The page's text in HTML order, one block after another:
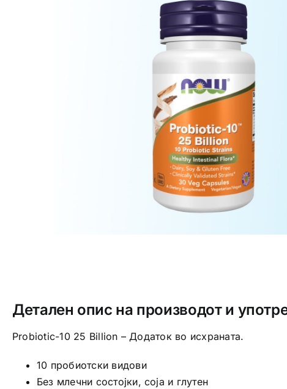
Детален опис на производот и
Probiotic-10 25 Billion – Додаток во исхраната.
10 пробиотски видови
Без млечни состојки, соја и глутен